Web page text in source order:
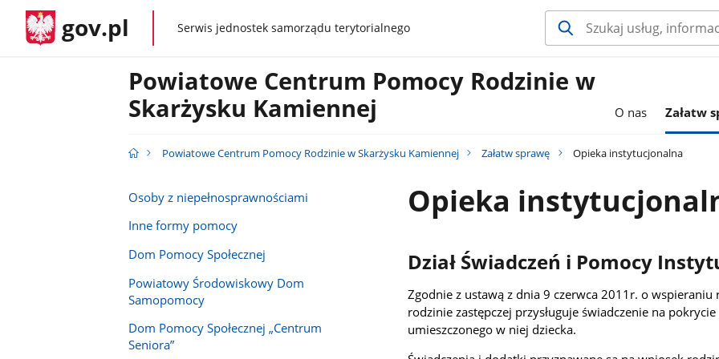
gov.pl gov.plSerwis jednostek samorządu terytorialnego
Powiatowe Centrum Pomocy Rodzinie w
Skarżysku Kamiennej
O nas Załatw
Powiatowe Centrum Pomocy Rodzinie w Skarżysku Kamiennej Załatw sprawę Opieka instytucjonalna
Osoby z niepełnosprawnościami
Inne formy pomocy
Dom Pomocy Społecznej
Powiatowy Środowiskowy Dom
Samopomocy
Dom Pomocy Społecznej „Centrum
Seniora”
Opieka
Dział Świadczeń i Pomocy
Zgodnie z ustawą z dnia 9 czerwca 2011r. o wspieraniu
rodzinie zastępczej przysługuje świadczenie na
umieszczonego w niej dziecka.